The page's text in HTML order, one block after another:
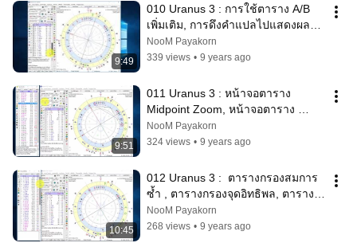
9:49
010 Uranus 3 : การใช้ตาราง A/B
เพิ่มเติม, การดึงคำแปลไปแสดงผลใน
หน้าแสดงข้อมูล
NooM Payakorn
339 views • 9 years ago
9:51
011 Uranus 3 : หน้าจอตาราง
Midpoint Zoom, หน้าจอตาราง
Sensitive Point
NooM Payakorn
324 views • 9 years ago
10:45
012 Uranus 3 :  ตารางกรองสมการ
ซ้ำ , ตารางกรองจุดอิทธิพล, ตาราง
Integraded Midpoint Tree
NooM Payakorn
268 views • 9 years ago